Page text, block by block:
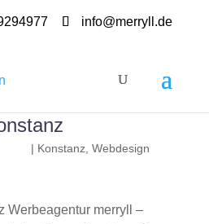
info@merryll.de
| Konstanz, Webdesign
Werbeagentur merryll –